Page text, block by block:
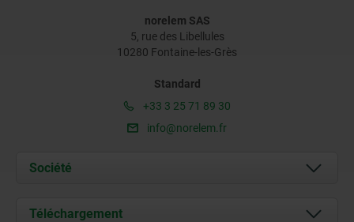
norelem SAS
5, rue des Libellules
10280 Fontaine-les-Grès
Standard
+33 3 25 71 89 30
info@norelem.fr
Société
À propos de nous
Téléchargement